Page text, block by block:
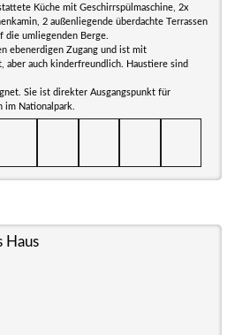
Küche mit Geschirrspülmaschine, 2x
2 außenliegende überdachte Terrassen
die umliegenden Berge.
ebenerdigen Zugang und ist mit
aber auch kinderfreundlich. Haustiere sind
Sie ist direkter Ausgangspunkt für
im Nationalpark.
Haus